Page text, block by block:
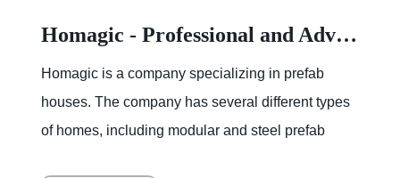
Homagic - Professional and Advanced Integrated Prefab Construction
Homagic is a company specializing in prefab
houses. The company has several different types
of homes, including modular and steel prefab